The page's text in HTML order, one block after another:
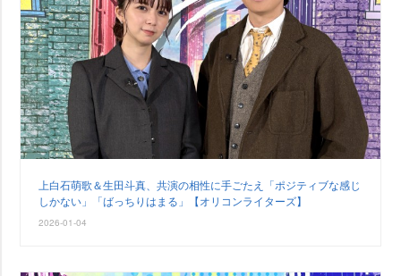
上白石萌歌＆生田斗真、共演の相性に手ごたえ「ポジティブな感じ
しかない」「ばっちりはまる」【オリコンライターズ】
2026-01-04